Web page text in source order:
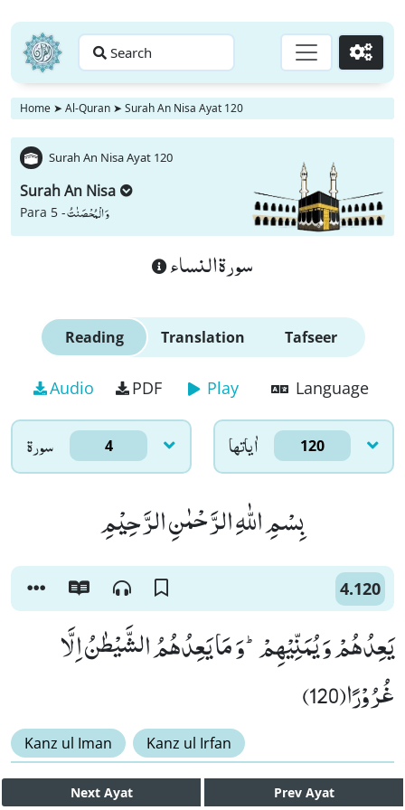
Search Go
Home ➤ Al-Quran ➤ Surah An Nisa Ayat 120
Surah An Nisa Ayat 120
Surah An Nisa
Para 5 -وَ الْمُحْصَنٰتُ
سورة النساء
Reading Translation Tafseer
Audio PDF Play Language
سورۃ 4 اٰياتها 120
بِسْمِ اللّٰهِ الرَّحْمٰنِ الرَّحِیْمِ
4.120
یَعِدُهُمْ وَ یُمَنِّیْهِمْؕ-وَ مَا یَعِدُهُمُ الشَّیْطٰنُ اِلَّا
غُرُوْرًا(120)
Kanz ul Iman Kanz ul Irfan
Next Ayat Prev Ayat